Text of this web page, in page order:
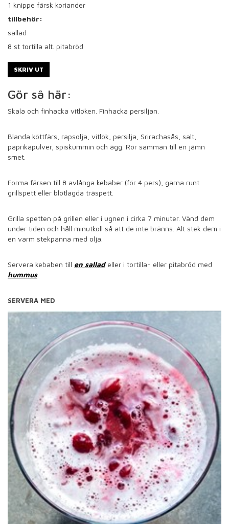
1 knippe färsk koriander
tillbehör:
sallad
8 st tortilla alt. pitabröd
SKRIV UT
Gör så här:
Skala och finhacka vitlöken. Finhacka persiljan.
Blanda köttfärs, rapsolja, vitlök, persilja, Srirachasås, salt,
paprikapulver, spiskummin och ägg. Rör samman till en jämn
smet.
Forma färsen till 8 avlånga kebaber (för 4 pers), gärna runt
grillspett eller blötlagda träspett.
Grilla spetten på grillen eller i ugnen i cirka 7 minuter. Vänd dem
under tiden och håll minutkoll så att de inte bränns. Alt stek dem i
en varm stekpanna med olja.
Servera kebaben till en salladeller i tortilla- eller pitabröd med
hummus.
SERVERA MED